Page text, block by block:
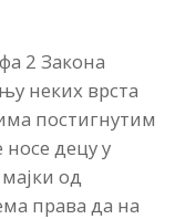
2 Закона
неких врста
постигнутим
децу у
од
права да на